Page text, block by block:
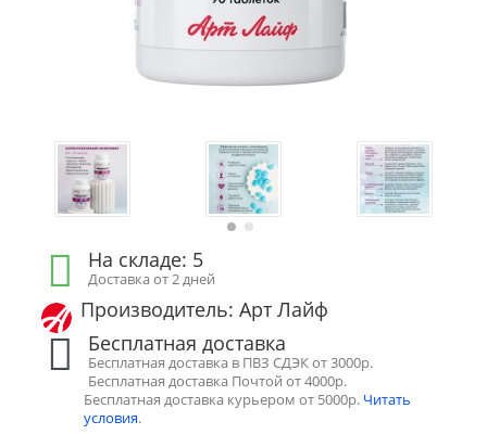
На складе: 5
Доставка от 2 дней
Производитель: Арт Лайф
Бесплатная доставка
Бесплатная доставка в ПВЗ СДЭК от 3000р.
Бесплатная доставка Почтой от 4000р.
Бесплатная доставка курьером от 5000р. Читать
условия.